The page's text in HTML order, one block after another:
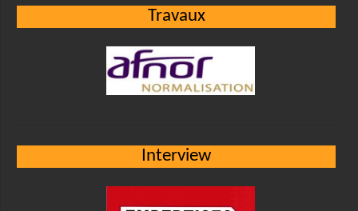
Travaux
Interview